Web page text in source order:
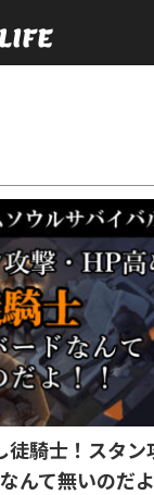
徒騎士！スタン
んて無いのだよ